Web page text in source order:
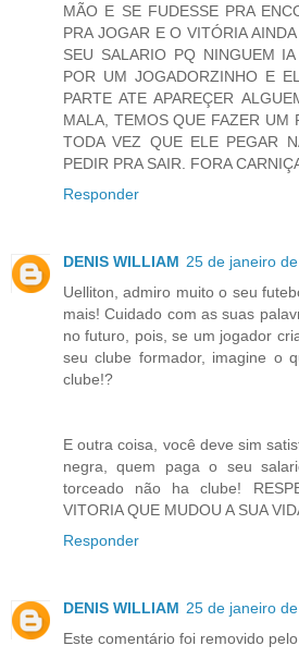
MÃO E SE FUDESSE PRA
PRA JOGAR E O VITÓRIA
SEU SALARIO PQ NINGUEM
POR UM JOGADORZINHO E
PARTE ATE APAREÇER
MALA, TEMOS QUE FAZER UM
TODA VEZ QUE ELE PEGAR
PEDIR PRA SAIR. FORA
Responder
DENIS WILLIAM 25 de janeiro
Uelliton, admiro muito o seu
mais! Cuidado com as suas
no futuro, pois, se um jogador
seu clube formador, imagine o
clube!?
E outra coisa, você deve sim
negra, quem paga o seu
torceado não ha clube!
VITORIA QUE MUDOU A SUA
Responder
DENIS WILLIAM 25 de janeiro
Este comentário foi removido